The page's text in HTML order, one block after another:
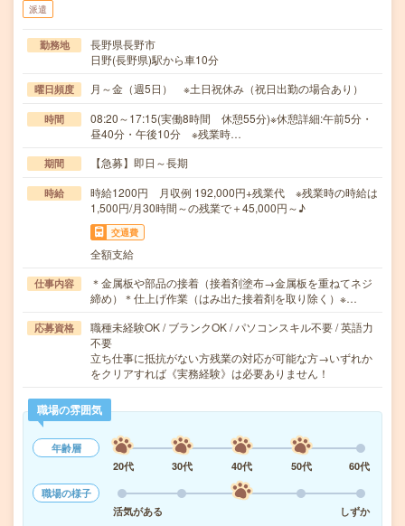
派遣
勤務地
長野県長野市
日野(長野県)駅から車10分
曜日頻度 月～金（週5日） ※土日祝休み（祝日出勤の場合あり）
時間
08:20～17:15(実働8時間 休憩55分)※休憩詳細:午前5分・
昼40分・午後10分 ※残業時…
期間 【急募】即日～長期
時給
時給1200円 月収例 192,000円+残業代 ※残業時の時給は
1,500円/月30時間～の残業で＋45,000円～♪
交通費
全額支給
仕事内容
＊金属板や部品の接着（接着剤塗布→金属板を重ねてネジ
締め）＊仕上げ作業（はみ出た接着剤を取り除く）※…
応募資格
職種未経験OK / ブランクOK / パソコンスキル不要 / 英語力
不要
立ち仕事に抵抗がない方残業の対応が可能な方→いずれか
をクリアすれば《実務経験》は必要ありません！
職場の雰囲気
年齢層
20代
30代 40代 50代
60代
職場の様子
活気がある
しずか